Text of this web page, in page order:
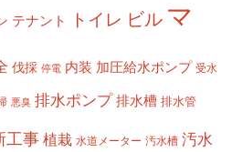
テナント トイレ ビル マ
伐採 停電 内装 加圧給水ポンプ 受水
悪臭 排水ポンプ 排水槽 排水管
工事 植栽 水道メーター 汚水槽 汚水